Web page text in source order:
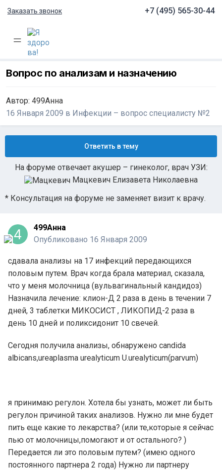
Заказать звонок +7 (495) 565-30-44
Вопрос по анализам и назначению
Автор: 499Анна
16 Января 2009 в Инфекции – вопрос специалисту №2
Ответить в тему
На форуме отвечает акушер – гинеколог, врач УЗИ:
Мацкевич Елизавета Николаевна
* Консультация на форуме не заменяет визит к врачу.
499Анна
Опубликовано 16 Января 2009
сдавала анализы на 17 инфекций передающихся
половым путем. Врач когда брала материал, сказала,
что у меня молочница (вульвагинальный кандидоз)
Назначила лечение: клион-Д 2 раза в день в течении 7
дней, 3 таблетки МИКОСИСТ , ЛИКОПИД-2 раза в
день 10 дней и поликсидонит 10 свечей.
Сегодня получила анализы, обнаружено candida
albicans,ureaplasma urealyticum U.urealyticum(parvum)
я принимаю регулон. Хотела бы узнать, может ли быть
регулон причиной таких анализов. Нужно ли мне будет
пить еще какие то лекарства? (или те,которые я сейчас
пью от молочницы,помогают и от остального? )
Передается ли это половым путем? (имею одного
постоянного партнера 2 года) Нужно ли партнеру